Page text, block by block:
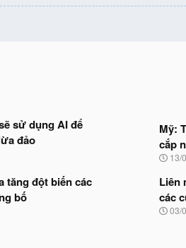
sử dụng AI để
đảo
Mỹ:
cắp
N
à
b
ắ
13/
tăng đột biến các
bố
Liên
các
N
03/